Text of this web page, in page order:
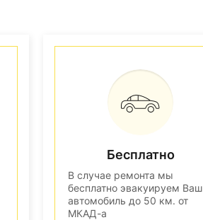
Бесплатно
В случае ремонта мы
бесплатно эвакуируем Ваш
автомобиль до 50 км. от
МКАД-а